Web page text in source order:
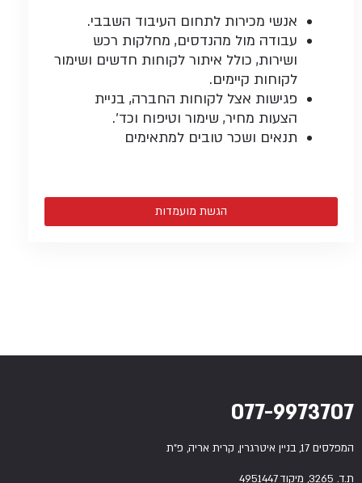
אנשי מכירות לתחום העיבוד השבבי.
עבודה מול מהנדסים, מחלקות רכש
ושירות, כולל איתור לקוחות חדשים ושימור
לקוחות קיימים.
פגישות אצל לקוחות החברה, בניית
הצעות מחיר, שימור וטיפוח וכד׳.
תנאים ושכר טובים למתאימים
הגשת מועמדות
077-